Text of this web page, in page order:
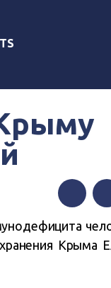
Facebook
Крыма